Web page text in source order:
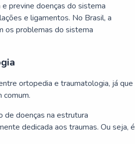
previne doenças do sistema
e ligamentos. No Brasil, a
os problemas do sistema
ortopedia e traumatologia, já que
comum.
de doenças na estrutura
dedicada aos traumas. Ou seja, é